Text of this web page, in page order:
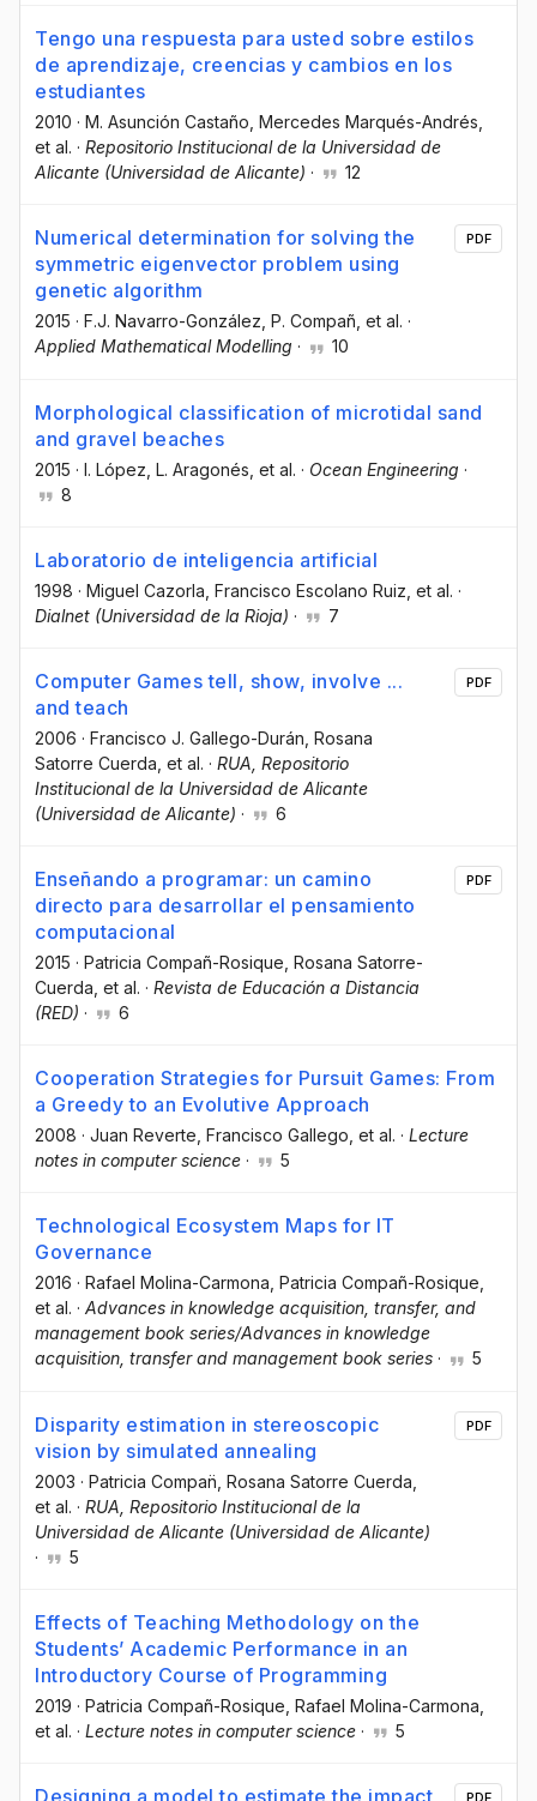
Tengo una respuesta para usted sobre estilos
de aprendizaje, creencias y cambios en los
estudiantes
2010 · M. Asunción Castaño , Mercedes Marqués-Andrés
et al. · Repositorio Institucional de la Universidad de
Alicante (Universidad de Alicante) · 12
Numerical determination for solving the
symmetric eigenvector problem using
genetic algorithm
2015 · F.J. Navarro-González, P. Compañ, et al. ·
Applied Mathematical Modelling · 10
PDF
Morphological classification of microtidal sand
and gravel beaches
2015 · I. López , L. Aragonés , et al. · Ocean Engineering ·
8
Laboratorio de inteligencia artificial
1998 · Miguel Cazorla , Francisco Escolano Ruiz , et al. ·
Dialnet (Universidad de la Rioja) · 7
Computer Games tell, show, involve ...
and teach
2006 · Francisco J. Gallego-Durán , Rosana
Satorre Cuerda , et al. · RUA, Repositorio
Institucional de la Universidad de Alicante
(Universidad de Alicante) · 6
PDF
Enseñando a programar: un camino
directo para desarrollar el pensamiento
computacional
2015 · Patricia Compañ-Rosique , Rosana Satorre-
Cuerda , et al. · Revista de Educación a Distancia
(RED) · 6
PDF
Cooperation Strategies for Pursuit Games: From
a Greedy to an Evolutive Approach
2008 · Juan Reverte , Francisco Gallego , et al. · Lecture
notes in computer science · 5
Technological Ecosystem Maps for IT
Governance
2016 · Rafael Molina-Carmona, Patricia Compañ-Rosique,
et al. · Advances in knowledge acquisition, transfer, and
management book series/Advances in knowledge
acquisition, transfer and management book series · 5
Disparity estimation in stereoscopic
vision by simulated annealing
2003 · Patricia Compan̈ , Rosana Satorre Cuerda
et al. · RUA, Repositorio Institucional de la
Universidad de Alicante (Universidad de Alicante)
·
5
PDF
Effects of Teaching Methodology on the
Students’ Academic Performance in an
Introductory Course of Programming
2019 · Patricia Compañ-Rosique , Rafael Molina-Carmona
et al. · Lecture notes in computer science · 5
Designing a model to estimate the impact
PDF